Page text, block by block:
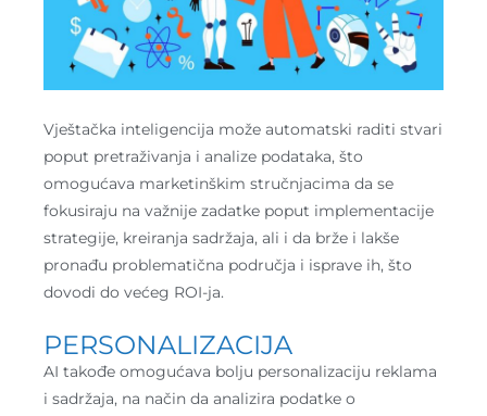
Vještačka inteligencija može automatski raditi stvari
poput pretraživanja i analize podataka, što
omogućava marketinškim stručnjacima da se
fokusiraju na važnije zadatke poput implementacije
strategije, kreiranja sadržaja, ali i da brže i lakše
pronađu problematična područja i isprave ih, što
dovodi do većeg ROI-ja.
PERSONALIZACIJA
AI takođe omogućava bolju personalizaciju reklama
i sadržaja, na način da analizira podatke o